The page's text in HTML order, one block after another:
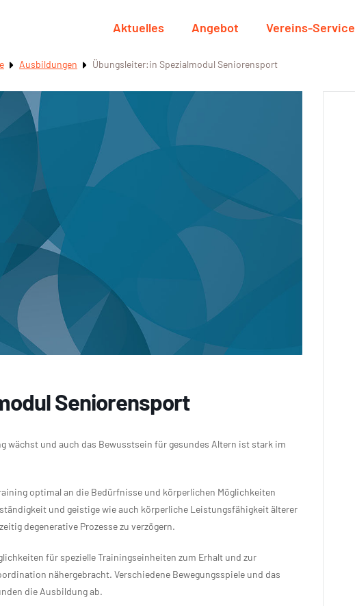
Aktuelles Angebot Vereins-Service
Ausbildungen Übungsleiter:in Spezialmodul Seniorensport
Seniorensport
wächst und auch das Bewusstsein für gesundes Altern ist stark im
optimal an die Bedürfnisse und körperlichen Möglichkeiten
und geistige wie auch körperliche Leistungsfähigkeit älterer
degenerative Prozesse zu verzögern.
für spezielle Trainingseinheiten zum Erhalt und zur
nähergebracht. Verschiedene Bewegungsspiele und das
die Ausbildung ab.